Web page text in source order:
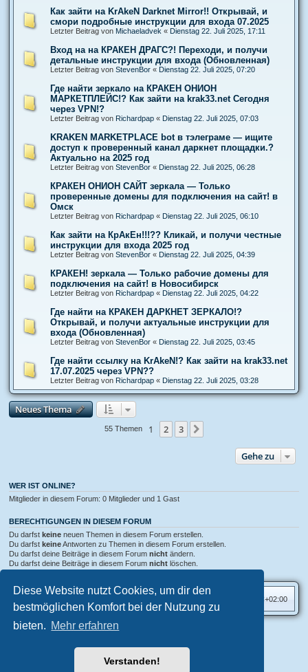
Diese Website nutzt Cookies, um dir den
bestmöglichen Komfort bei der Nutzung zu
bieten. Mehr erfahren
Verstanden!
Как зайти на KrAkeN Darknet Mirror!! Открывай, и
смори подробные инструкции для входа 07.2025
Letzter Beitrag von Michaeladvek « Dienstag 22. Juli 2025, 17:11
Вход на на КРАКЕН ДРАГС?! Переходи, и получи
детальные инструкции для входа (Обновленная)
Letzter Beitrag von StevenBor « Dienstag 22. Juli 2025, 07:20
Где найти зеркало на КРАКЕН ОНИОН
МАРКЕТПЛЕЙС!? Как зайти на krak33.net Сегодня
через VPN!?
Letzter Beitrag von Richardpap « Dienstag 22. Juli 2025, 07:03
KRAKEN MARKETPLACE bot в тэлеграме — ищите
доступ к проверенный канал даркнет площадки.?
Актуально на 2025 год
Letzter Beitrag von StevenBor « Dienstag 22. Juli 2025, 06:28
КРАКЕН ОНИОН САЙТ зеркала — Только
проверенные домены для подключения на сайт! в
Омск
Letzter Beitrag von Richardpap « Dienstag 22. Juli 2025, 06:10
Как зайти на КрАкЕн!!!?? Кликай, и получи честные
инструкции для входа 2025 год
Letzter Beitrag von StevenBor « Dienstag 22. Juli 2025, 04:39
КРАКЕН! зеркала — Только рабочие домены для
подключения на сайт! в Новосибирск
Letzter Beitrag von Richardpap « Dienstag 22. Juli 2025, 04:22
Где найти на КРАКЕН ДАРКНЕТ ЗЕРКАЛО!?
Открывай, и получи актуальные инструкции для
входа (Обновленная)
Letzter Beitrag von StevenBor « Dienstag 22. Juli 2025, 03:45
Где найти ссылку на KrAkeN!? Как зайти на krak33.net
17.07.2025 через VPN??
Letzter Beitrag von Richardpap « Dienstag 22. Juli 2025, 03:28
Neues Thema
55 Themen 1 2 3
Gehe zu
WER IST ONLINE?
Mitglieder in diesem Forum: 0 Mitglieder und 1 Gast
BERECHTIGUNGEN IN DIESEM FORUM
Du darfst keine neuen Themen in diesem Forum erstellen.
Du darfst keineAntworten zu Themen in diesem Forum erstellen.
Du darfst deine Beiträge in diesem Forum nicht ändern.
Du darfst deine Beiträge in diesem Forum nicht löschen.
UTC+02:00
Powered byphpBB® Forum Software © phpBB Limited
Deutsche Übersetzung durch